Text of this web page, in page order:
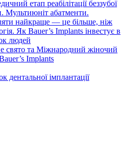
етап реабілітації беззубої
Мультиюніт абатменти.
найкраще — це більше, ніж
Як Bauer’s Implants інвестує в
людей
свято та Міжнародний жіночий
Implants
дентальної імплантації